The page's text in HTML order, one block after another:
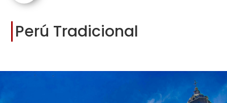
Perú Tradicional